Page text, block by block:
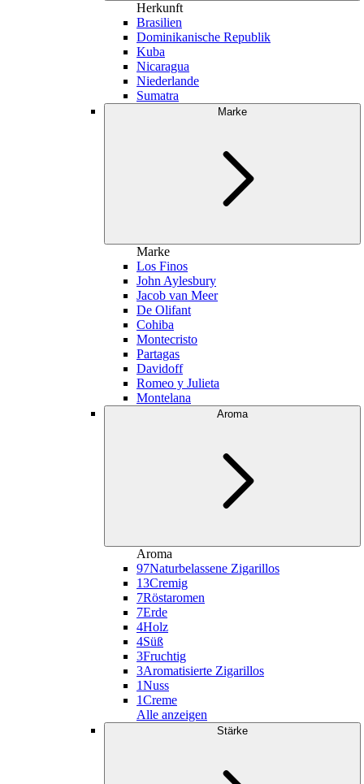
Herkunft
Brasilien
Dominikanische Republik
Kuba
Nicaragua
Niederlande
Sumatra
Marke
Marke
Los Finos
John Aylesbury
Jacob van Meer
De Olifant
Cohiba
Montecristo
Partagas
Davidoff
Romeo y Julieta
Montelana
Aroma
Aroma
97Naturbelassene Zigarillos
13Cremig
7Röstaromen
7Erde
4Holz
4Süß
3Fruchtig
3Aromatisierte Zigarillos
1Nuss
1Creme
Alle anzeigen
Stärke